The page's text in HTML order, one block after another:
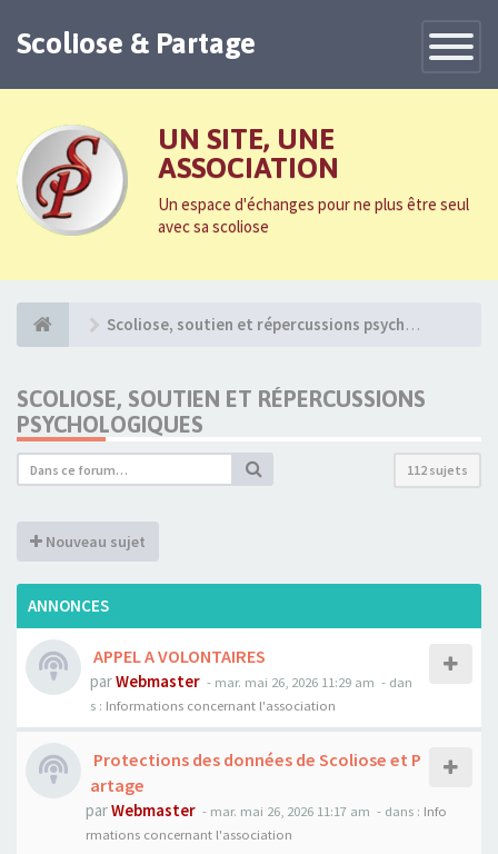
Toggle
Scoliose & Partage
UN SITE, UNE
ASSOCIATION
Un espace d'échanges pour ne plus être seul
avec sa scoliose
Scoliose, soutien et répercussions psychologiques
SCOLIOSE, SOUTIEN ET RÉPERCUSSIONS
PSYCHOLOGIQUES
112 sujets
Nouveau sujet
ANNONCES
APPEL A VOLONTAIRES
parWebmaster - mar. mai 26, 2026 11:29 am - dan
s : Informations concernant l'association
Protections des données de Scoliose et P
artage
parWebmaster - mar. mai 26, 2026 11:17 am - dans : Info
rmations concernant l'association